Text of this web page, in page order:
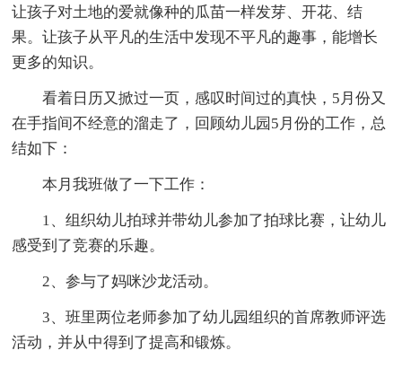
让孩子对土地的爱就像种的瓜苗一样发芽、开花、结
果。让孩子从平凡的生活中发现不平凡的趣事，能增长
更多的知识。
看着日历又掀过一页，感叹时间过的真快，5月份又
在手指间不经意的溜走了，回顾幼儿园5月份的工作，总
结如下：
本月我班做了一下工作：
1、组织幼儿拍球并带幼儿参加了拍球比赛，让幼儿
感受到了竞赛的乐趣。
2、参与了妈咪沙龙活动。
3、班里两位老师参加了幼儿园组织的首席教师评选
活动，并从中得到了提高和锻炼。